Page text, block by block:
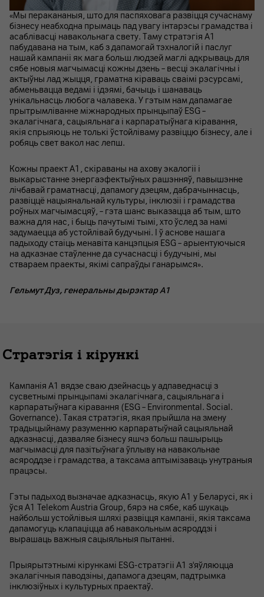
«Мы перакананыя, што для паспяховага развіцця сучаснаму
бізнесу неабходна прымаць пад увагу інтарэсы грамадства і
асаблівасці навакольнага свету. Таму стратэгія А1
пабудавана на тым, каб з дапамогай тэхналогій і паслуг
нашай кампаніі як мага больш людзей маглі адкрываць для
сябе новыя магчымасці кожны дзень – весці экалагічны і
актыўны лад жыцця, граматна кіраваць сваімі рэсурсамі,
абменьвацца ведамі і ідэямі, бачыць і шанаваць
унікальнасць любога чалавека. У гэтым нам дапамагае
прытрымліванне міжнародных прынцыпаў ESG –
экалагічнага, сацыяльнага і карпаратыўнага кіравання,
якія спрыяюць не толькі ўстойліваму развіццю бізнесу, але і
робяць свет вакол нас лепш.
Кожны праект А1, скіраваны на ахову экалогіі і
выкарыстанне энергаэфектыўных рашэнняў, павышэнне
лічбавай граматнасці, дапамогу дзецям, дабрачыннасць,
развіццё нацыянальнай культуры, інклюзіі і грамадства
роўных магчымасцяў, – гэта шанс выказацца аб тым, што
важна для нас, і быць пачутымі тымі, хто ўслед за намі
задумаецца аб устойлівай будучыні. І ў аснове нашага
падыходу стаіць менавіта канцэпцыя ESG – арыентуючыся
на адказнае стаўленне да сучаснасці і будучыні, мы
ствараем праекты, якімі сапраўды ганарымся».
Гельмут Дуз, генеральны дырэктар А1
Стратэгія і кірункі
Кампанія А1 вядзе сваю дзейнасць у адпаведнасці з
сусветнымі прынцыпамі экалагічнага, сацыяльнага і
карпаратыўнага кіравання (ESG – Environmental. Social.
Governance). Такая стратэгія, якая прыйшла на змену
традыцыйнаму разуменню карпаратыўнай сацыяльнай
адказнасці, дазваляе бізнесу яшчэ больш пашырыць
магчымасці для пазітыўнага ўплыву на навакольнае
асяроддзе і грамадства, а таксама аптымізаваць унутраныя
працэсы.
Гэты падыход вызначае адказнасць, якую А1 у Беларусі, як і
ўся A1 Telekom Austria Group, бярэ на сябе, каб шукаць
найбольш устойлівыя шляхі развіцця кампаніі, якія таксама
дапамогуць клапаціцца аб навакольным асяроддзі і
вырашаць важныя сацыяльныя пытанні.
Прыярытэтнымі кірункамі ESG-стратэгіі А1 з'яўляюцца
экалагічныя паводзіны, дапамога дзецям, падтрымка
інклюзіўных і культурных праектаў.